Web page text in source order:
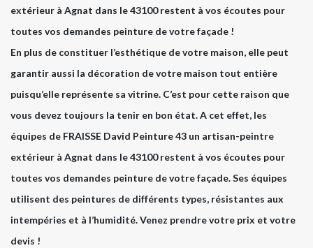
extérieur à Agnat dans le 43100 restent à vos écoutes pour
toutes vos demandes peinture de votre façade !
En plus de constituer l’esthétique de votre maison, elle peut
garantir aussi la décoration de votre maison tout entière
puisqu’elle représente sa vitrine. C’est pour cette raison que
vous devez toujours la tenir en bon état. A cet effet, les
équipes de FRAISSE David Peinture 43 un artisan-peintre
extérieur à Agnat dans le 43100 restent à vos écoutes pour
toutes vos demandes peinture de votre façade. Ses équipes
utilisent des peintures de différents types, résistantes aux
intempéries et à l’humidité. Venez prendre votre prix et votre
devis !